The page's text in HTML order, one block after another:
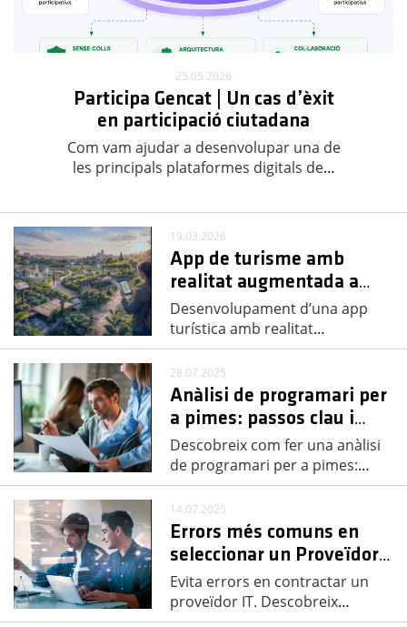
25.05.2026
Participa Gencat | Un cas d’èxit
en participació ciutadana
Com vam ajudar a desenvolupar una de
les principals plataformes digitals de…
19.03.2026
App de turisme amb
realitat augmentada a…
Desenvolupament d’una app
turística amb realitat…
28.07.2025
Anàlisi de programari per
a pimes: passos clau i…
Descobreix com fer una anàlisi
de programari per a pimes:…
14.07.2025
Errors més comuns en
seleccionar un Proveïdor…
Evita errors en contractar un
proveïdor IT. Descobreix…